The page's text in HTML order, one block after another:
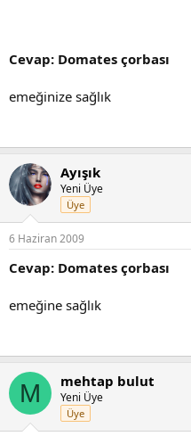
Cevap: Domates çorbası
emeğinize sağlık
Ayışık
Yeni Üye
Üye
6 Haziran 2009
Cevap: Domates çorbası
emeğine sağlık
M mehtap bulut
Yeni Üye
Üye